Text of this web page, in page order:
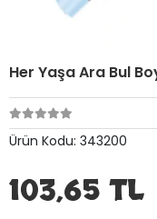
Her Yaşa Ara Bul
Ürün Kodu: 343200
103,65 TL